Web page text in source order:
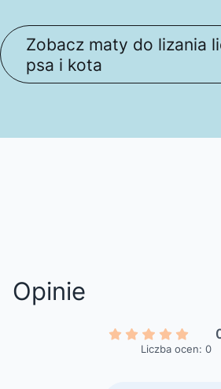
Zobacz maty do lizania
psa i kota
Opinie
Liczba ocen: 0